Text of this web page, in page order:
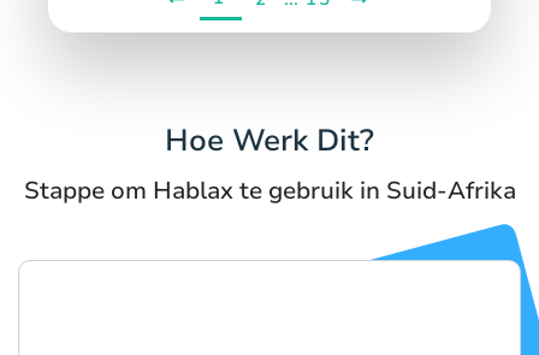
Hoe Werk Dit?
Stappe om Hablax te gebruik in Suid-Afrika